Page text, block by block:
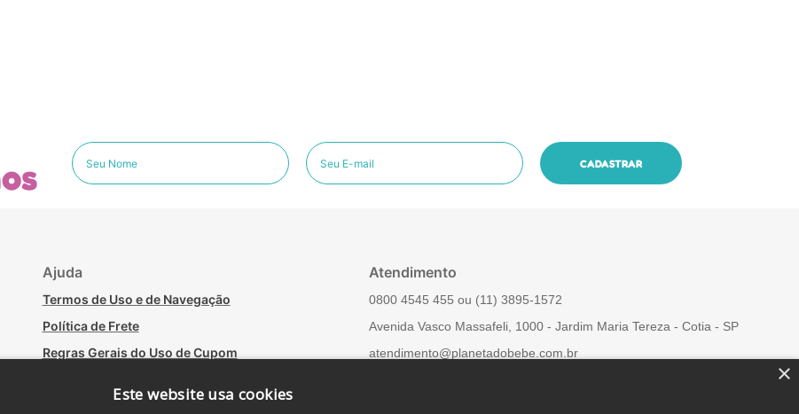
Ajuda
Termos de Uso e de Navegação
Política de Frete
Regras Gerais do Uso de Cupom
Atendimento
0800 4545 455‬ ou (11) 3895-1572
Avenida Vasco Massafeli, 1000 - Jardim Maria Tereza - Cotia - SP
atendimento@planetadobebe.com.br
×
Este website usa cookies